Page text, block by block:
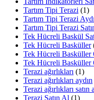
Tartım Tipi Terazi (1)
Tartım Tipi Terazi
Tartım Tipi Terazi
Tek Hücreli Baskül
Tek Hücreli Basküller
Tek Hücreli Basküller
Tek Hücreli Basküller
Terazi ağırlıkları (1)
Terazi ağırlıkları aydın
Terazi ağırlıkları satın
Terazi Satın Al (1)